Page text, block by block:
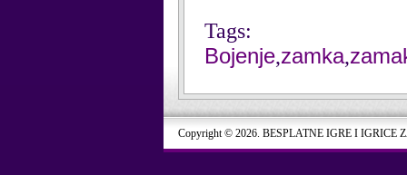
Tags:
Bojenje,zamka,
Copyright © 2026. BESPLATNE IGRE I IGRICE